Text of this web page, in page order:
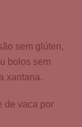
sem glúten,
bolos sem
xantana.
de vaca por